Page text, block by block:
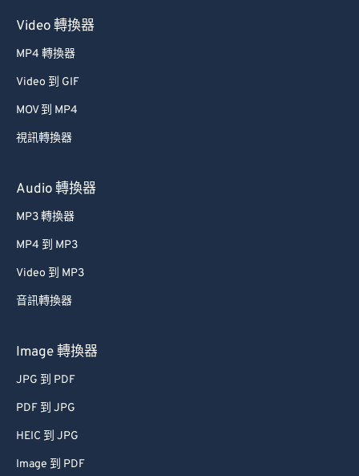
Video 轉換器
MP4 轉換器
Video 到 GIF
MOV 到 MP4
視訊轉換器
Audio 轉換器
MP3 轉換器
MP4 到 MP3
Video 到 MP3
音訊轉換器
Image 轉換器
JPG 到 PDF
PDF 到 JPG
HEIC 到 JPG
Image 到 PDF